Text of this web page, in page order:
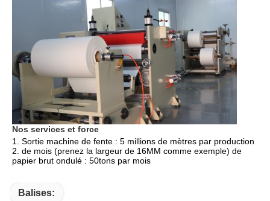
Nos services et force
1. Sortie machine de fente : 5 millions de mètres par production
2. de mois (prenez la largeur de 16MM comme exemple) de
papier brut ondulé : 50tons par mois
Balises: